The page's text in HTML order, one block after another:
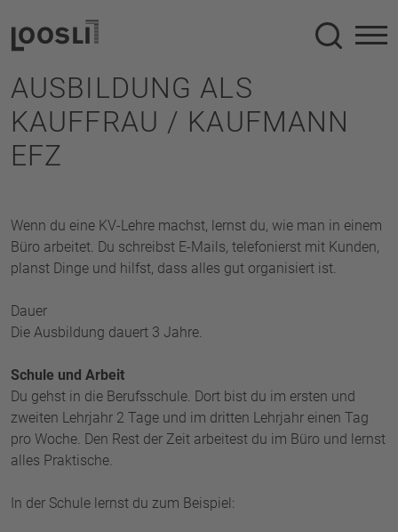
Suche
AUSBILDUNG ALS
KAUFFRAU / KAUFMANN
EFZ
Wenn du eine KV-Lehre machst, lernst du, wie man in einem
Büro arbeitet. Du schreibst E-Mails, telefonierst mit Kunden,
planst Dinge und hilfst, dass alles gut organisiert ist.
Dauer
Die Ausbildung dauert 3 Jahre.
Schule und Arbeit
Du gehst in die Berufsschule. Dort bist du im ersten und
zweiten Lehrjahr 2 Tage und im dritten Lehrjahr einen Tag
pro Woche. Den Rest der Zeit arbeitest du im Büro und lernst
alles Praktische.
In der Schule lernst du zum Beispiel: